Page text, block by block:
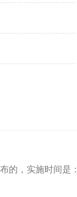
的，实施时间是：